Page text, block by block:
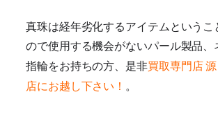
真珠は経年劣化するアイテムというこ
ので使用する機会がないパール製品、
指輪をお持ちの方、是非買取専門店
店にお越し下さい！ 。